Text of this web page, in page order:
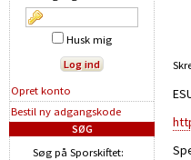
Husk mig
Opret konto
Bestil ny adgangskode
SØG
Søg på Sporskiftet: